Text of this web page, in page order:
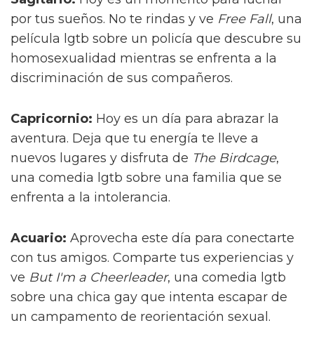
por tus sueños. No te rindas y ve Free Fall, una
película lgtb sobre un policía que descubre su
homosexualidad mientras se enfrenta a la
discriminación de sus compañeros.
Capricornio: Hoy es un día para abrazar la
aventura. Deja que tu energía te lleve a
nuevos lugares y disfruta de The Birdcage,
una comedia lgtb sobre una familia que se
enfrenta a la intolerancia.
Acuario: Aprovecha este día para conectarte
con tus amigos. Comparte tus experiencias y
ve But I'm a Cheerleader, una comedia lgtb
sobre una chica gay que intenta escapar de
un campamento de reorientación sexual.